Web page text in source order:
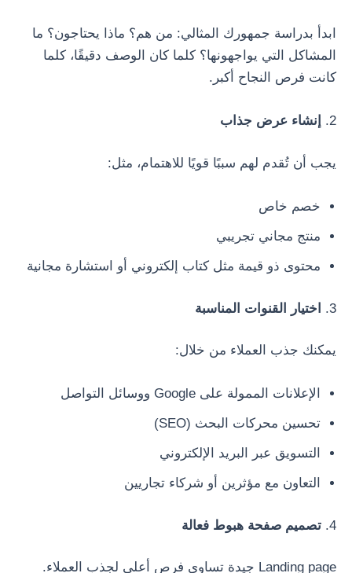
ابدأ بدراسة جمهورك المثالي: من هم؟ ماذا يحتاجون؟ ما
المشاكل التي يواجهونها؟ كلما كان الوصف دقيقًا، كلما
كانت فرص النجاح أكبر.
2. إنشاء عرض جذاب
يجب أن تُقدم لهم سببًا قويًا للاهتمام، مثل:
خصم خاص
منتج مجاني تجريبي
محتوى ذو قيمة مثل كتاب إلكتروني أو استشارة مجانية
3. اختيار القنوات المناسبة
يمكنك جذب العملاء من خلال:
الإعلانات الممولة على Google ووسائل التواصل
تحسين محركات البحث (SEO)
التسويق عبر البريد الإلكتروني
التعاون مع مؤثرين أو شركاء تجاريين
4. تصميم صفحة هبوط فعالة
Landing page جيدة تساوي فرص أعلى لجذب العملاء.